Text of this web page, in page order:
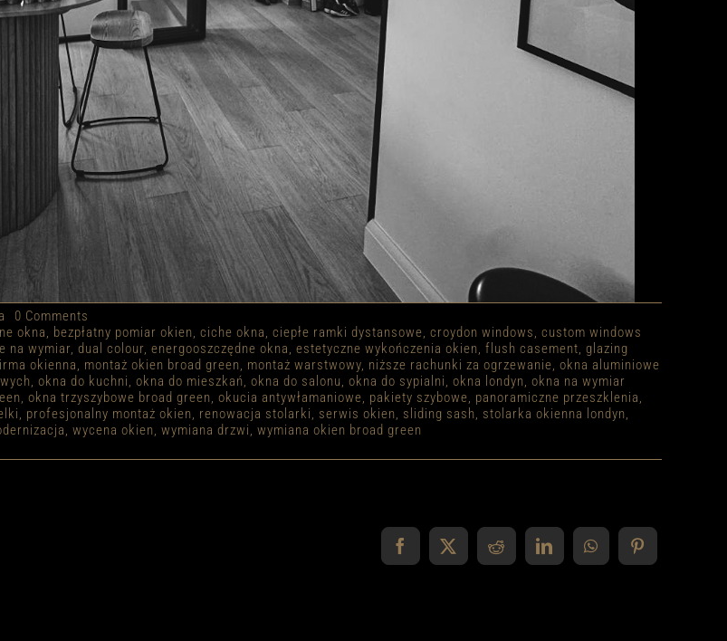
0 Comments
OKNA
NA
WYMIAR
BROAD
GREEN
okna, bezpłatny pomiar okien, ciche okna, ciepłe ramki dystansowe, croydon windows, custom windows
na wymiar, dual colour, energooszczędne okna, estetyczne wykończenia okien, flush casement, glazing
okienna, montaż okien broad green, montaż warstwowy, niższe rachunki za ogrzewanie, okna aluminiowe
, okna do kuchni, okna do mieszkań, okna do salonu, okna do sypialni, okna londyn, okna na wymiar
, okna trzyszybowe broad green, okucia antywłamaniowe, pakiety szybowe, panoramiczne przeszklenia,
, profesjonalny montaż okien, renowacja stolarki, serwis okien, sliding sash, stolarka okienna londyn,
, wycena okien, wymiana drzwi, wymiana okien broad green